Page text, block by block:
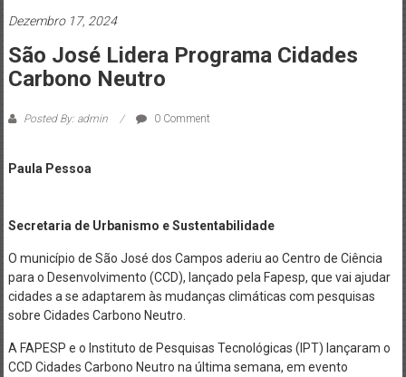
Dezembro 17, 2024
São José Lidera Programa Cidades
Carbono Neutro
Posted By: admin 0 Comment
Paula Pessoa
Secretaria de Urbanismo e Sustentabilidade
O município de São José dos Campos aderiu ao Centro de Ciência
para o Desenvolvimento (CCD), lançado pela Fapesp, que vai ajudar
cidades a se adaptarem às mudanças climáticas com pesquisas
sobre Cidades Carbono Neutro.
A FAPESP e o Instituto de Pesquisas Tecnológicas (IPT) lançaram o
CCD Cidades Carbono Neutro na última semana, em evento